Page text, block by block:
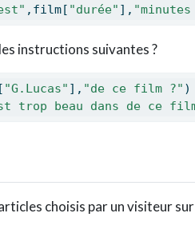
,film[ "durée" ],
instructions suivantes ?
"G.Lucas" ], "de ce film ?" )
trop beau dans de ce
choisis par un visiteur